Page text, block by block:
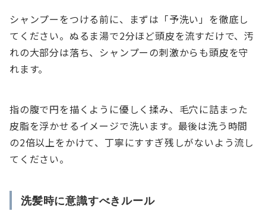
シャンプーをつける前に、まずは「予洗い」を徹底し
てください。ぬるま湯で2分ほど頭皮を流すだけで、汚
れの大部分は落ち、シャンプーの刺激からも頭皮を守
れます。
指の腹で円を描くように優しく揉み、毛穴に詰まった
皮脂を浮かせるイメージで洗います。最後は洗う時間
の2倍以上をかけて、丁寧にすすぎ残しがないよう流し
てください。
洗髪時に意識すべきルール